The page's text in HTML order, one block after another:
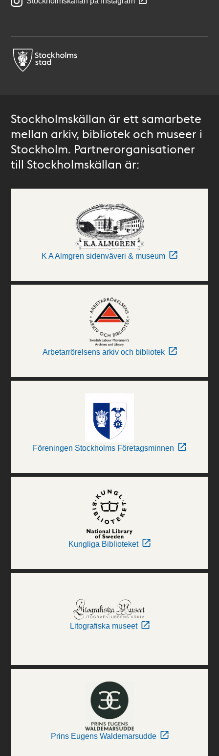
Stockholmskällan är ett samarbete
mellan arkiv, bibliotek och museer i
Stockholm. Partnerorganisationer
till Stockholmskällan är:
K A Almgren sidenväveri & museum
Arbetarrörelsens arkiv och bibliotek
Föreningen Stockholms Företagsminnen
Kungliga Biblioteket
Litografiska museet
Prins Eugens Waldemarsudde